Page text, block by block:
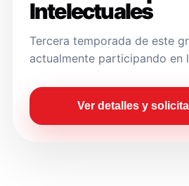
Intelectuales
Tercera temporada de este
actualmente participando en
Ver detalles y